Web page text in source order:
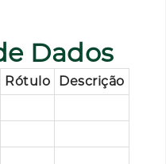
Dados
Rótulo
Descrição